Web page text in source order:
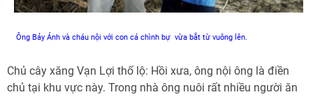
Ông Bảy Ánh và cháu nội với con cá chình bự vừa bắt từ vuông lên.
Chủ cây xăng Vạn Lợi thố lộ: Hồi xưa, ông nội ông là điền
chủ tại khu vực này. Trong nhà ông nuôi rất nhiều người ăn